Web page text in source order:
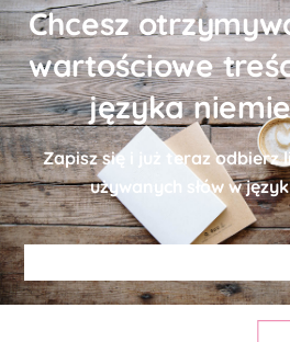
Chcesz
wartościowe
języka
Zapisz się i już teraz odbierz
używanych słów w